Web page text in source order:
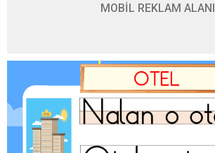
MOBİL REKLAM ALANI